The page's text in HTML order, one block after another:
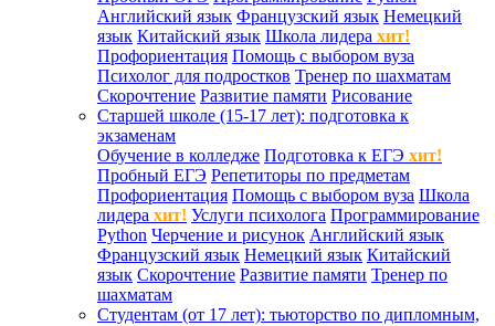
Английский язык Французский язык Немецкий
язык Китайский язык Школа лидера хит!
Профориентация Помощь с выбором вуза
Психолог для подростков Тренер по шахматам
Скорочтение Развитие памяти Рисование
Старшей школе (15-17 лет): подготовка к
экзаменам
Обучение в колледже Подготовка к ЕГЭ хит!
Пробный ЕГЭ Репетиторы по предметам
Профориентация Помощь с выбором вуза Школа
лидера хит! Услуги психолога Программирование
Python Черчение и рисунок Английский язык
Французский язык Немецкий язык Китайский
язык Скорочтение Развитие памяти Тренер по
шахматам
Студентам (от 17 лет): тьюторство по дипломным,